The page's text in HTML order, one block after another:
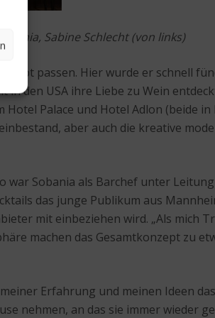
Sabine Schlecht (von links)
passen. Hier wurde er schnell
den USA ihre Liebe zu Wein
Palace und Hotel Adlon (beide
aber auch die kreative
war Sobania als Barchef unter
das junge Publikum aus
mit einbeziehen wird. „Als mich
machen das Gesamtkonzept zu
Erfahrung und meinen Ideen
nehmen, an das sie immer wieder